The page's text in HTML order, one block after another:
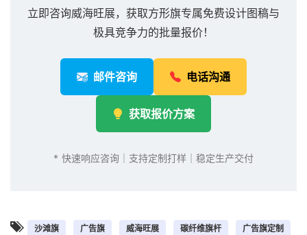
立即咨询威海旺展，获取方形旗专属免费设计图稿与
极具竞争力的批量报价！
邮件咨询 电话沟通
获取报价方案
* 快速响应咨询｜支持定制打样｜稳定生产交付
沙滩旗 广告旗 威海旺展 碳纤维旗杆 广告旗定制